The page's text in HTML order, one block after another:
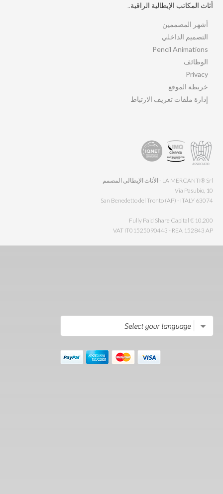
أثاث المكاتب الإيطالية الراقية..
أشهر المصممين
التصميم الداخلي
Pencil Animations
الوظائف
Privacy
خريطة الموقع
إدارة ملفات تعريف الارتباط
LA MERCANTI® Srl - الأثاث الإيطالي المصمم
Via Pasubio, 10
63074 San Benedetto del Tronto (AP) - ITALY
Fully Paid Share Capital € 10.200
VAT IT01525090443 - REA 152843 AP